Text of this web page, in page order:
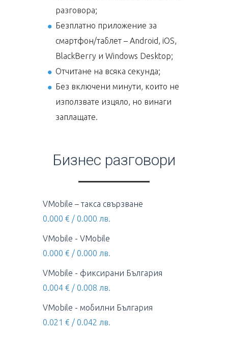
разговора;
Безплатно приложение за
смартфон/таблет – Android, iOS,
BlackBerry и Windows Desktop;
Отчитане на всяка секунда;
Без включени минути, които не
използвате изцяло, но винаги
заплащате.
Бизнес разговори
VMobile – такса свързване
0.000 € / 0.000 лв.
VMobile - VMobile
0.000 € / 0.000 лв.
VMobile - фиксирани България
0.004 € / 0.008 лв.
VMobile - мобилни България
0.021 € / 0.042 лв.